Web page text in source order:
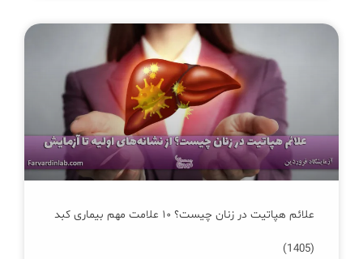
علائم هپاتیت در زنان چیست؟ ۱۰ علامت مهم بیماری کبد
(1405)